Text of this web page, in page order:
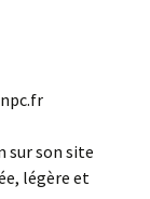
sur son site
légère et